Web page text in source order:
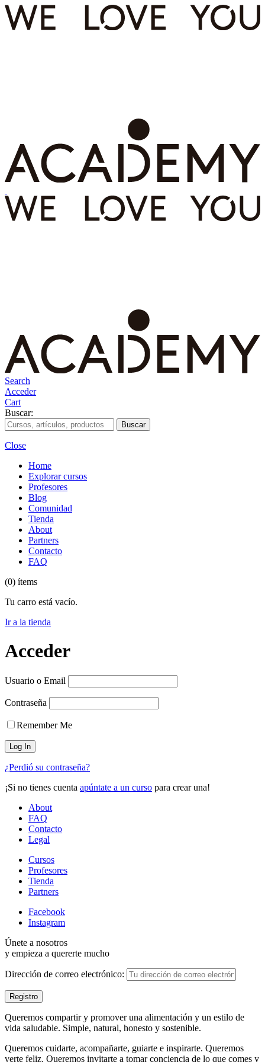
Search
Acceder
Cart
Buscar:
Close
Home
Explorar cursos
Profesores
Blog
Comunidad
Tienda
About
Partners
Contacto
FAQ
(0) ítems
Tu carro está vacío.
Ir a la tienda
Acceder
Usuario o Email
Contraseña
Remember Me
¿Perdió su contraseña?
¡Si no tienes cuenta apúntate a un curso para crear una!
About
FAQ
Contacto
Legal
Cursos
Profesores
Tienda
Partners
Facebook
Instagram
Únete a nosotros
y empieza a quererte mucho
Dirección de correo electrónico:
Queremos compartir y promover una alimentación y un estilo de
vida saludable. Simple, natural, honesto y sostenible.
Queremos cuidarte, acompañarte, guiarte e inspirarte. Queremos
verte feliz. Queremos invitarte a tomar conciencia de lo que comes y